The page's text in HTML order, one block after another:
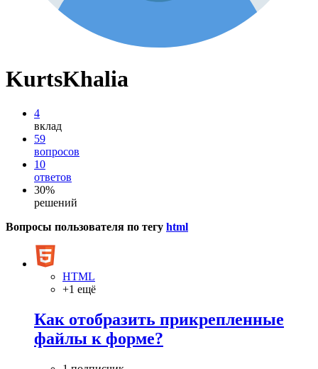
KurtsKhalia
4
вклад
59
вопросов
10
ответов
30%
решений
Вопросы пользователя по тегу html
HTML
+1 ещё
Как отобразить прикрепленные
файлы к форме?